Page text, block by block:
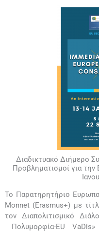
Διαδικτυακό Διήμερο
Προβληματισμοί για την
Το Παρατηρητήριο
Monnet (Εrasmus+) με
τον Διαπολιτισμικό
Πολυμορφία-EU